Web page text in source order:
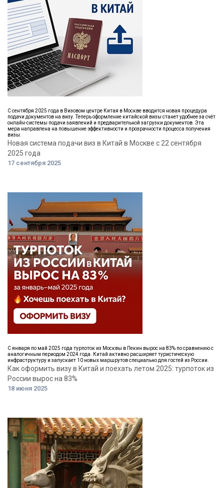
С сентября 2025 года в Визовом центре Китая в Москве вводится новая процедура
подачи документов на визу. Теперь оформление китайской визы станет удобнее за счёт
онлайн-системы подачи заявлений и предварительной загрузки документов. Эта
мера направлена на повышение эффективности и прозрачности процесса получения
визы.
Новая система подачи виз в Китай в Москве с 22 сентября
2025 года
17 сентября 2025
С января по май 2025 года турпоток из Москвы в Пекин вырос на 83% по сравнению с
аналогичным периодом 2024 года. Китай активно расширяет туристическую
инфраструктуру и запускает 10 новых маршрутов специально для гостей из России.
Как оформить визу в Китай и поехать летом 2025: турпоток из
России вырос на 83%
18 июня 2025